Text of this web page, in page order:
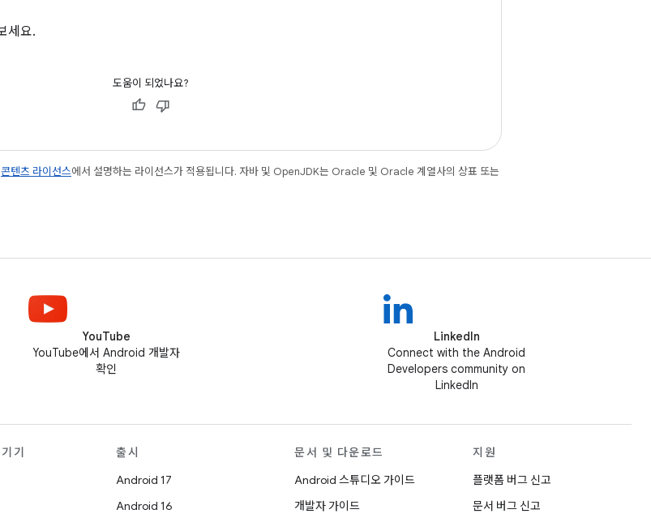
세요.
도움이 되었나요?
콘텐츠 라이선스에서 설명하는 라이선스가 적용됩니다. 자바 및 OpenJDK는 Oracle 및 Oracle 계열사의 상표 또는
YouTube
YouTube에서 Android 개발자
확인
LinkedIn
Connect with the Android
Developers community on
LinkedIn
기
출시
Android 17
Android 16
문서 및 다운로드
Android 스튜디오 가이드
개발자 가이드
지원
플랫폼 버그 신고
문서 버그 신고